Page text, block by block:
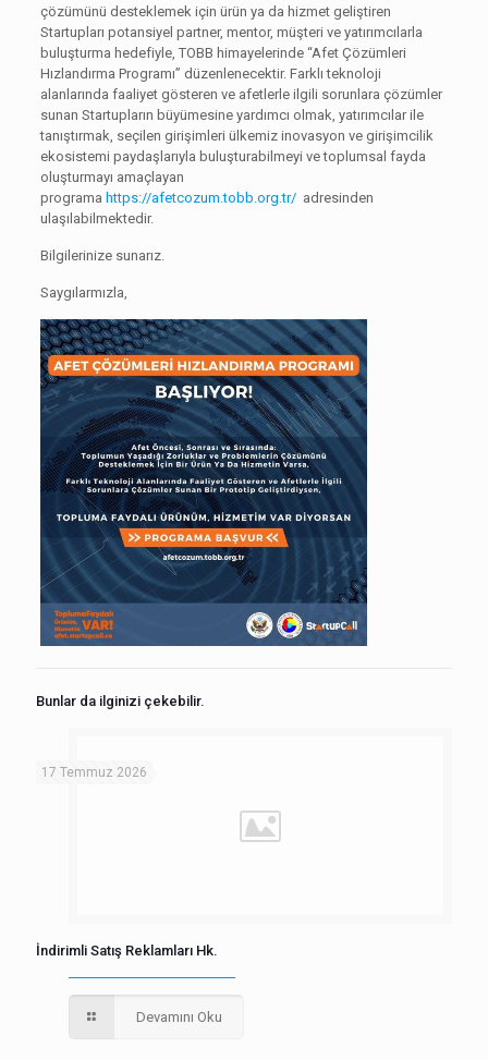
çözümünü desteklemek için ürün ya da hizmet geliştiren
Startupları potansiyel partner, mentor, müşteri ve yatırımcılarla
buluşturma hedefiyle, TOBB himayelerinde “Afet Çözümleri
Hızlandırma Programı” düzenlenecektir. Farklı teknoloji
alanlarında faaliyet gösteren ve afetlerle ilgili sorunlara çözümler
sunan Startupların büyümesine yardımcı olmak, yatırımcılar ile
tanıştırmak, seçilen girişimleri ülkemiz inovasyon ve girişimcilik
ekosistemi paydaşlarıyla buluşturabilmeyi ve toplumsal fayda
oluşturmayı amaçlayan
programa https://afetcozum.tobb.org.tr/adresinden
ulaşılabilmektedir.
Bilgilerinize sunarız.
Saygılarmızla,
Bunlar da ilginizi çekebilir.
17 Temmuz 2026
İndirimli Satış Reklamları Hk.
Devamını Oku